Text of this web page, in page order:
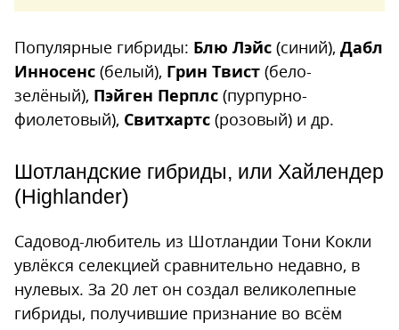
Популярные гибриды: Блю Лэйс (синий), Дабл
Инносенс (белый), Грин Твист (бело-
зелёный), Пэйген Перплс (пурпурно-
фиолетовый), Свитхартс (розовый) и др.
Шотландские гибриды, или Хайлендер
(Highlander)
Садовод-любитель из Шотландии Тони Кокли
увлёкся селекцией сравнительно недавно, в
нулевых. За 20 лет он создал великолепные
гибриды, получившие признание во всём